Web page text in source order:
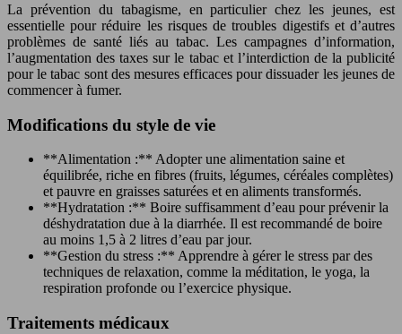
La prévention du tabagisme, en particulier chez les jeunes, est
essentielle pour réduire les risques de troubles digestifs et d’autres
problèmes de santé liés au tabac. Les campagnes d’information,
l’augmentation des taxes sur le tabac et l’interdiction de la publicité
pour le tabac sont des mesures efficaces pour dissuader les jeunes de
commencer à fumer.
Modifications du style de vie
**Alimentation :** Adopter une alimentation saine et
équilibrée, riche en fibres (fruits, légumes, céréales complètes)
et pauvre en graisses saturées et en aliments transformés.
**Hydratation :** Boire suffisamment d’eau pour prévenir la
déshydratation due à la diarrhée. Il est recommandé de boire
au moins 1,5 à 2 litres d’eau par jour.
**Gestion du stress :** Apprendre à gérer le stress par des
techniques de relaxation, comme la méditation, le yoga, la
respiration profonde ou l’exercice physique.
Traitements médicaux